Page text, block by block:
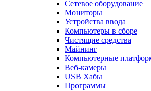
Сетевое оборудование
Мониторы
Устройства ввода
Компьютеры в сборе
Чистящие средства
Майнинг
Компьютерные
Веб-камеры
USB Хабы
Программы